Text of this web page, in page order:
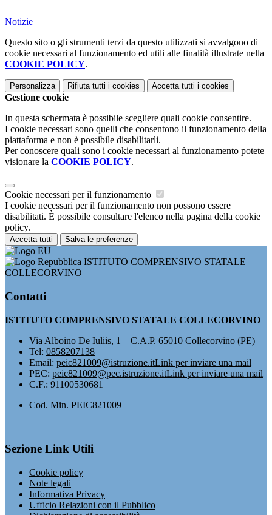
Notizie
Questo sito o gli strumenti terzi da questo utilizzati si avvalgono di
cookie necessari al funzionamento ed utili alle finalità illustrate nella
COOKIE POLICY.
Personalizza Rifiuta tutti i cookies Accetta tutti i cookies
Gestione cookie
In questa schermata è possibile scegliere quali cookie consentire.
I cookie necessari sono quelli che consentono il funzionamento della
piattaforma e non è possibile disabilitarli.
Per conoscere quali sono i cookie necessari al funzionamento potete
visionare la COOKIE POLICY.
Cookie necessari per il funzionamento
I cookie necessari per il funzionamento non possono essere
disabilitati. È possibile consultare l'elenco nella pagina della cookie
policy.
Accetta tutti Salva le preferenze
ISTITUTO COMPRENSIVO STATALE
COLLECORVINO
Contatti
ISTITUTO COMPRENSIVO STATALE COLLECORVINO
Via Alboino De Iuliis, 1 – C.A.P. 65010 Collecorvino (PE)
Tel: 0858207138
Email: peic821009@istruzione.itLink per inviare una mail
PEC: peic821009@pec.istruzione.itLink per inviare una mail
C.F.: 91100530681
Cod. Min. PEIC821009
Sezione Link Utili
Cookie policy
Note legali
Informativa Privacy
Ufficio Relazioni con il Pubblico